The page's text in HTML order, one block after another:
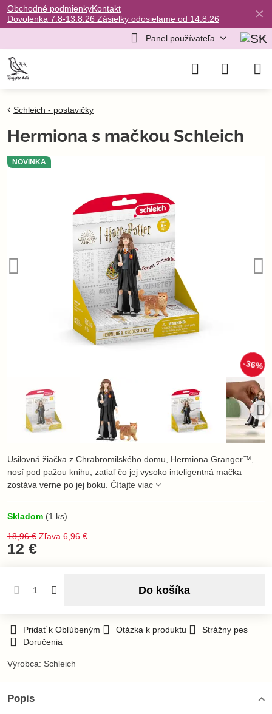
✕
Obchodné podmienkyKontakt
Dovolenka 7.8-13.8.26 Zásielky odosielame od 14.8.26
Panel používateľa
NOVINKA
36%
Schleich - postavičky
Hermiona s mačkou Schleich
Usilovná žiačka z Chrabromilského domu, Hermiona Granger™,
nosí pod pažou knihu, zatiaľ čo jej vysoko inteligentná mačka
zostáva verne po jej boku. Čítajte viac
Skladom (1 ks)
18,96 € Zľava 6,96 €
12 €
Do košíka
Pridať k Obľúbeným Otázka k produktu
Strážny pes
Doručenia
Výrobca: Schleich
Popis